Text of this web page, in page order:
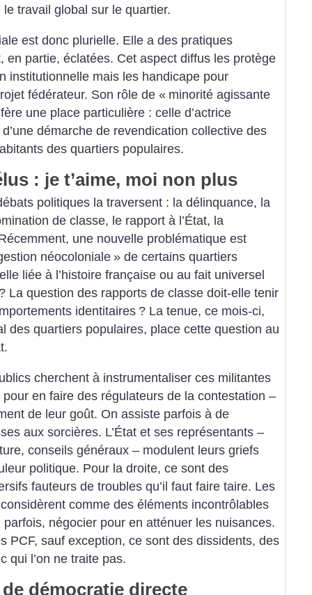
travail global sur le quartier.
est donc plurielle. Elle a des pratiques
en partie, éclatées. Cet aspect diffus les protège
institutionnelle mais les handicape pour
fédérateur. Son rôle de « minorité agissante
une place particulière : celle d’actrice
démarche de revendication collective des
des quartiers populaires.
: je t’aime, moi non plus
politiques la traversent : la délinquance, la
de classe, le rapport à l’État, la
une nouvelle problématique est
néocoloniale » de certains quartiers
liée à l’histoire française ou au fait universel
? La question des rapports de classe doit-elle tenir
identitaires ? La tenue, ce mois-ci,
des quartiers populaires, place cette question au
cherchent à instrumentaliser ces militantes
en faire des régulateurs de la contestation –
de leur goût. On assiste parfois à de
aux sorcières. L’État et ses représentants –
conseils généraux – modulent leurs griefs
politique. Pour la droite, ce sont des
fauteurs de troubles qu’il faut faire taire. Les
comme des éléments incontrôlables
négocier pour en atténuer les nuisances.
PCF, sauf exception, ce sont des dissidents, des
qui l’on ne traite pas.
démocratie directe